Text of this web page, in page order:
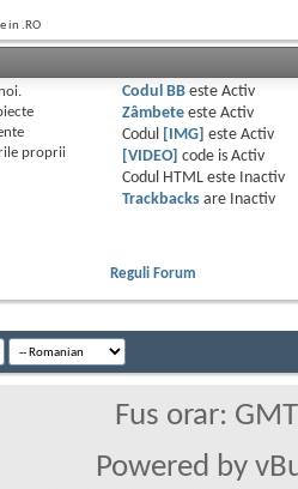
in .RO
proprii
Codul BBeste Activ
Zâmbeteeste Activ
Codul
[IMG] este Activ
[VIDEO] code is Activ
Codul HTML este
Inactiv
Trackbacksare
Inactiv
Reguli Forum
Fus orar:
Powered by